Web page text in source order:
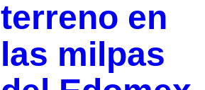
terreno en
las milpas